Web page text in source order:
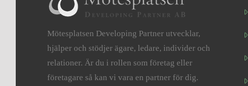
Mötesplatsen Developing Partner utvecklar,
hjälper och stödjer ägare, ledare, individer och
relationer. Är du i rollen som företag eller
företagare så kan vi vara en partner för dig.